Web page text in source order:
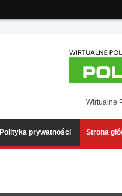
Wirtualne
Polityka prywatności Strona